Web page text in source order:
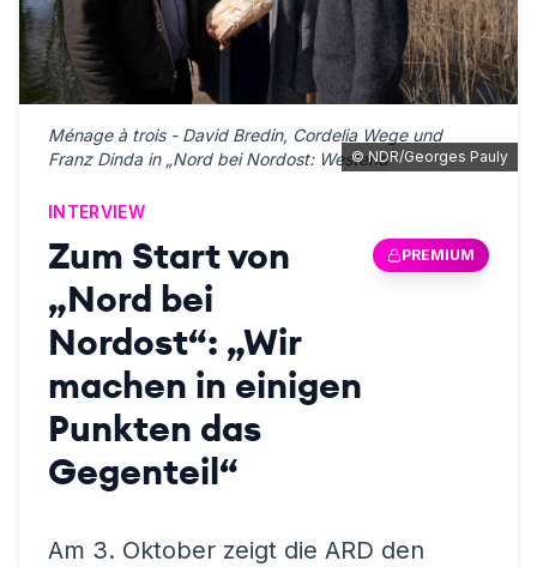
©NDR/Georges Pauly
Ménage à trois - David Bredin, Cordelia Wege und
Franz Dinda in „Nord bei Nordost: Westend“
INTERVIEW
Zum Start von
„Nord bei
Nordost“: „Wir
machen in einigen
Punkten das
Gegenteil“
PREMIUM
Am 3. Oktober zeigt die ARD den